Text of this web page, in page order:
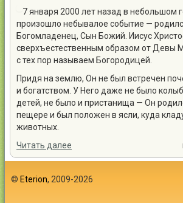
7 января 2000 лет назад в небольшом
произошло небывалое событие —
Богомладенец, Сын Божий. Иисус
сверхъестественным образом от Девы
с тех пор называем Богородицей.
Придя на землю, Он не был встречен
и богатством. У Него даже не было
детей, не было и пристанища — Он
пещере и был положен в ясли, куда
животных.
Читать далее
© Eterion, 2009-2026